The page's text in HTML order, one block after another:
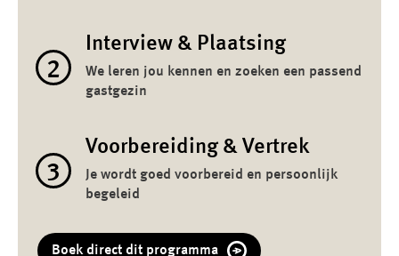
2
Interview & Plaatsing
We leren jou kennen en zoeken een passend
gastgezin
3
Voorbereiding & Vertrek
Je wordt goed voorbereid en persoonlijk
begeleid
Boek direct dit programma